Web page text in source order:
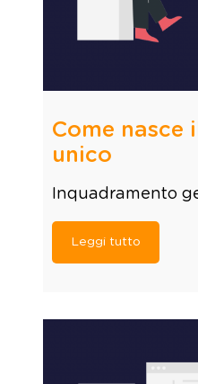
Come nasce
unico
Inquadramento
Leggi tutto